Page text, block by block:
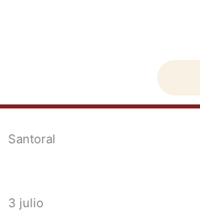
Santoral
3 julio